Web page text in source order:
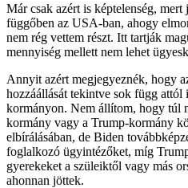
Már csak azért is képtelenség,
függőben az USA-ban, ahogy
nem rég vettem részt. Itt tartják
mennyiség mellett nem lehet
Annyit azért megjegyeznék, hogy
hozzáállását tekintve sok függ
kormányon. Nem állítom, hogy túl
kormány vagy a Trump-kormány
elbírálásában, de Biden
foglalkozó ügyintézőket, míg
gyerekeket a szüleiktől vagy más
ahonnan jöttek.